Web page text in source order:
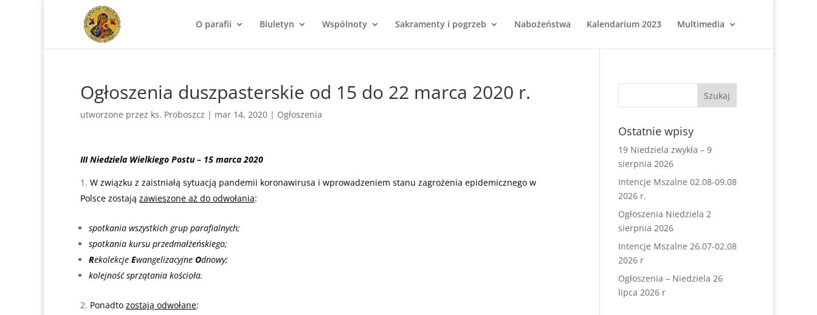
O parafii Biuletyn Wspólnoty Sakramenty i pogrzeb Nabożeństwa Kalendarium 2023 Multimedia
Ogłoszenia duszpasterskie od 15 do 22 marca 2020 r.
utworzone przez ks. Proboszcz | mar 14, 2020 | Ogłoszenia
III Niedziela Wielkiego Postu – 15 marca 2020
W związku z zaistniałą sytuacją pandemii koronawirusa i wprowadzeniem stanu zagrożenia epidemicznego w
Polsce zostają zawieszone aż do odwołania:
spotkania wszystkich grup parafialnych;
spotkania kursu przedmałżeńskiego;
Rekolekcje Ewangelizacyjne Odnowy;
kolejność sprzątania kościoła.
Ponadto zostają odwołane:
Ostatnie wpisy
19 Niedziela zwykła – 9
sierpnia 2026
Intencje Mszalne 02.08-09.08
2026 r.
Ogłoszenia Niedziela 2
sierpnia 2026
Intencje Mszalne 26.07-02.08
2026 r
Ogłoszenia – Niedziela 26
lipca 2026 r